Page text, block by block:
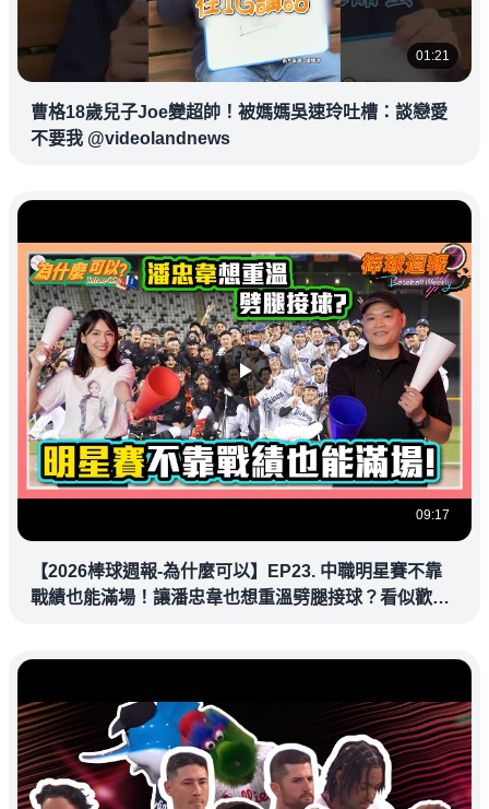
01:21
曹格18歲兒子Joe變超帥！被媽媽吳速玲吐槽：談戀愛
不要我 @videolandnews
09:17
【2026棒球週報-為什麼可以】EP23. 中職明星賽不靠
戰績也能滿場！讓潘忠韋也想重溫劈腿接球？看似歡樂